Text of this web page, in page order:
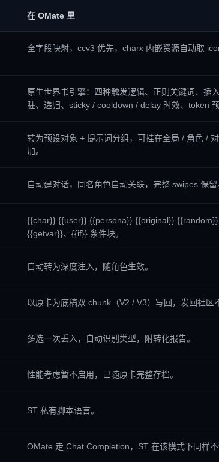
在 OMate 里
全字段映射，ccv3 优先，charx 内嵌资源自动取
原生世界书引擎：四种触发逻辑、正则关键词、插
驻、递归、sticky / cooldown / delay 时效、token 预
转为预设对象 + 提示词分组，可挂在全局 / 角色 /
加。
自动建对话，同名角色自动关联，完整 swipes 保留
{{char}} {{user}} {{persona}} {{original}}
{{getvar}}、{{if}} 条件块。
自动转为深度注入，随角色生效。
以原卡为底稿双 chunk（V2 / V3）写回，发回社区
多选一次丢入，自动识别类型，附转化报告。
性能考虑暂不启用，已随原卡完整存档。
ST 私有脚本语言。
OMate 走 Chat Completion，ST 在该模式下同样不